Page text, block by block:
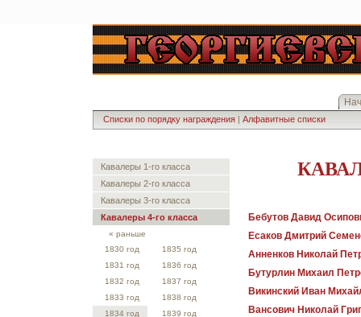
Списки по порядку награждения | Алфавитные списки
Кавалеры 1-го класса
Кавалеры 2-го класса
Кавалеры 3-го класса
Кавалеры 4-го класса
« раньше
1830 год
1835 год
1831 год
1836 год
1832 год
1837 год
1833 год
1838 год
1834 год
1839 год
Бебутов Давид
Есаков Дмитрий
Анненков Николай
Бутурлин Михаил
Викинский Иван
Вансович Николай